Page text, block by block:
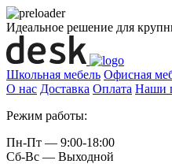
Идеальное решение для
Школьная мебель Офисная
О нас Доставка Оплата Наши
Режим работы:
Пн-Пт — 9:00-18:00
Сб-Вс — Выходной